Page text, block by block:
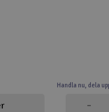
Handla nu, dela
-